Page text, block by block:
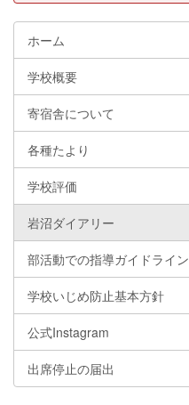
ホーム
学校概要
寄宿舎について
各種たより
学校評価
岩沼ダイアリー
部活動での指導ガイドライン
学校いじめ防止基本方針
公式Instagram
出席停止の届出